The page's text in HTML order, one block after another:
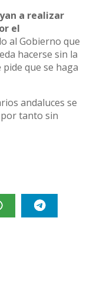
a realizar
el
al Gobierno que
hacerse sin la
que se haga
andaluces se
tanto sin